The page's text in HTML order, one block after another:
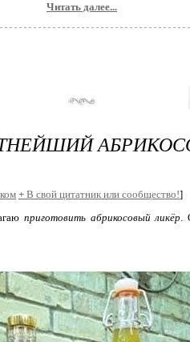
Читать далее...
+ В свой цитатник или сообщество!]
приготовить абрикосовый ликёр.